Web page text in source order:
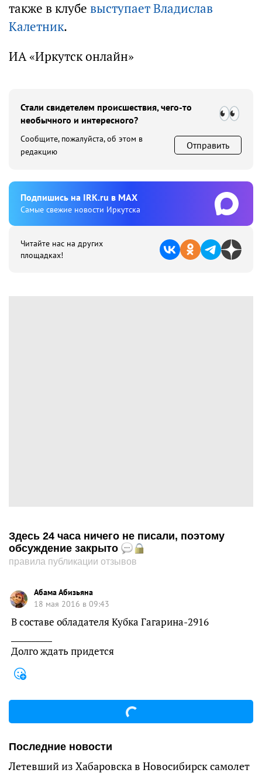
также в клубе выступает Владислав
Калетник.
ИА «Иркутск онлайн»
Стали свидетелем происшествия, чего-то
необычного и интересного?
Сообщите, пожалуйста, об этом в
редакцию
Отправить
Подпишиcь на IRK.ru в MAX
Cамые свежие новости Иркутска
Читайте нас на других
площадках!
Здесь 24 часа ничего не писали, поэтому
обсуждение закрыто
правила публикации отзывов
Абама Абизьяна
18 мая 2016 в 09:43
В составе обладателя Кубка Гагарина-2916
Долго ждать придется
Последние новости
Летевший из Хабаровска в Новосибирск самолет